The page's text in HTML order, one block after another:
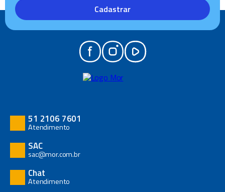
Cadastrar
51 2106 7601
Atendimento
SAC
sac@mor.com.br
Chat
Atendimento